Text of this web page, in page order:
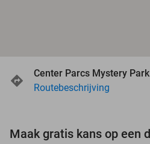
Center Parcs Mystery Park
Routebeschrijving